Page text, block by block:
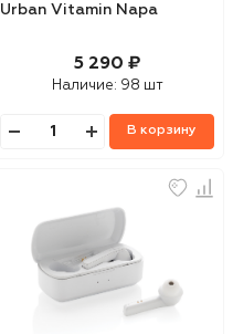
Urban Vitamin Napa
5 290 ₽
Наличие: 98 шт
В корзину